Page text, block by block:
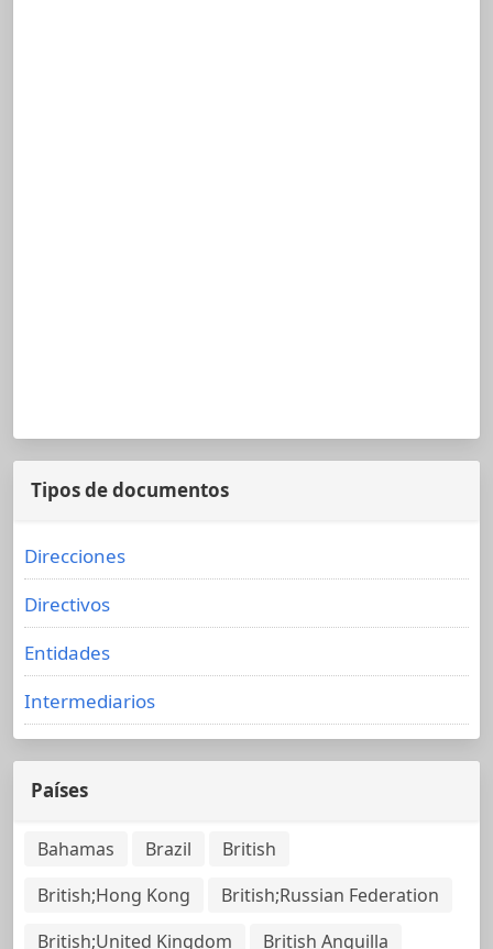
Tipos de documentos
Direcciones
Directivos
Entidades
Intermediarios
Países
Bahamas Brazil
British
British;Hong Kong
British;Russian Federation
British;United Kingdom
British Anguilla